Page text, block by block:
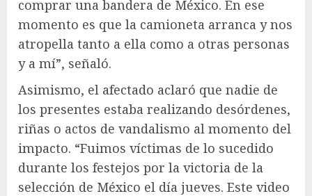
comprar una bandera de México. En ese
momento es que la camioneta arranca y nos
atropella tanto a ella como a otras personas
y a mí”, señaló.
Asimismo, el afectado aclaró que nadie de
los presentes estaba realizando desórdenes,
riñas o actos de vandalismo al momento del
impacto. “Fuimos víctimas de lo sucedido
durante los festejos por la victoria de la
selección de México el día jueves. Este video